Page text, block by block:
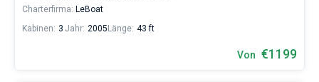
Charterfirma: LeBoat
Kabinen: 3 Jahr: 2005 Länge: 43 ft
Von €1199